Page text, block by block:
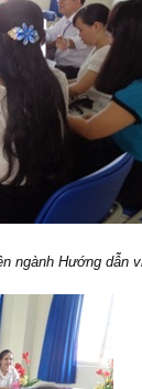
ngành Hướng dẫn